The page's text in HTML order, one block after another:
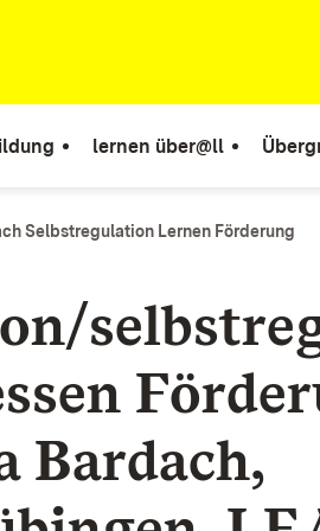
lernen über@ll
Selbstregulation Lernen Förderung
Bardach,